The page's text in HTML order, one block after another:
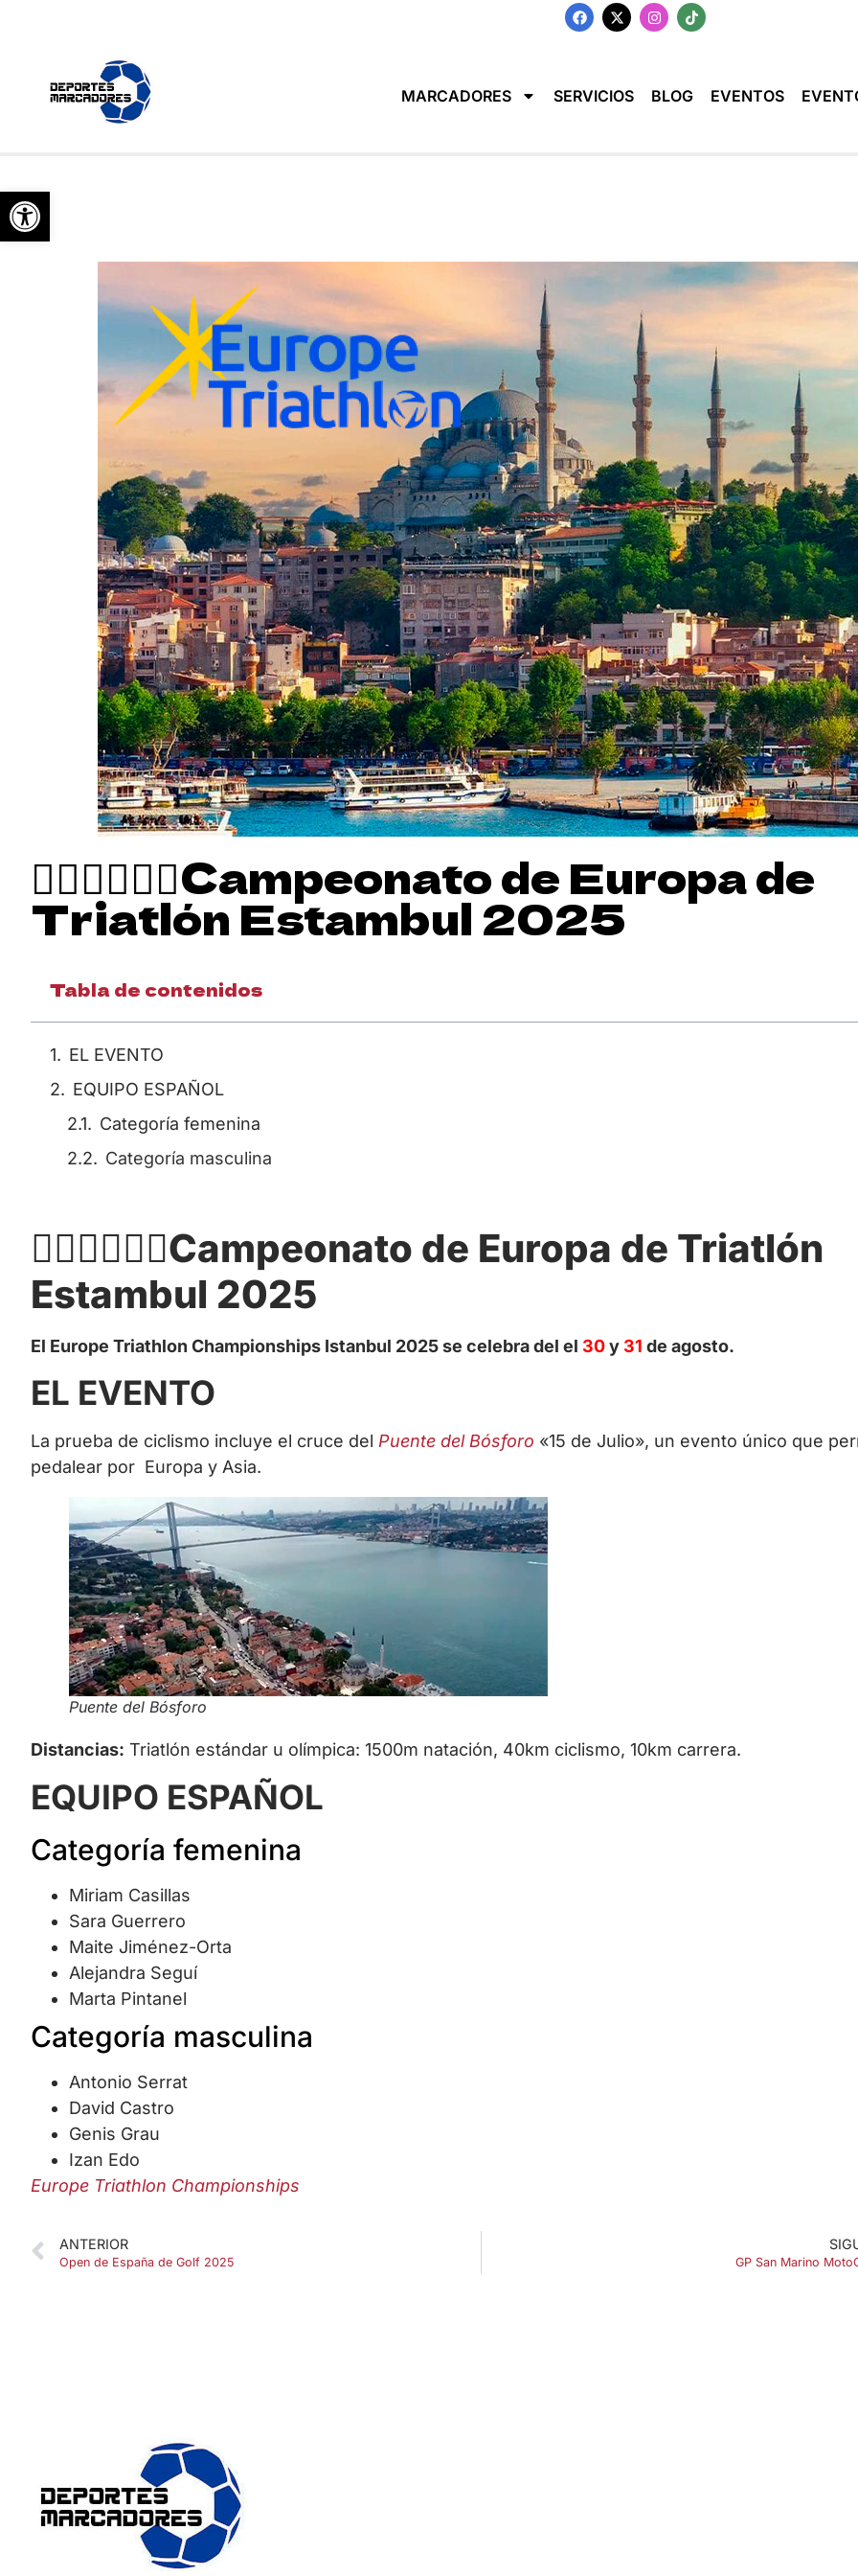
Abrir barra de herramientas
MARCADORES SERVICIOS BLOG EVENTOS
🏃‍♂️🚴‍♀️🏊‍♂️Campeonato de Europa de
Triatlón Estambul 2025
Tabla de contenidos
EL EVENTO
EQUIPO ESPAÑOL
Categoría femenina
Categoría masculina
🏃‍♂️🚴‍♀️🏊‍♂️Campeonato de Europa de Triatlón
Estambul 2025
El Europe Triathlon Championships Istanbul 2025 se celebra del el 30y 31 de agosto.
EL EVENTO
La prueba de ciclismo incluye el cruce del Puente del Bósforo «15 de Julio», un evento único que
pedalear por Europa y Asia.
Puente del Bósforo
Distancias: Triatlón estándar u olímpica: 1500m natación, 40km ciclismo, 10km carrera.
EQUIPO ESPAÑOL
Categoría femenina
Miriam Casillas
Sara Guerrero
Maite Jiménez-Orta
Alejandra Seguí
Marta Pintanel
Categoría masculina
Antonio Serrat
David Castro
Genis Grau
Izan Edo
Europe Triathlon Championships
ANTERIOR
Open de España de Golf 2025 GP San Marino